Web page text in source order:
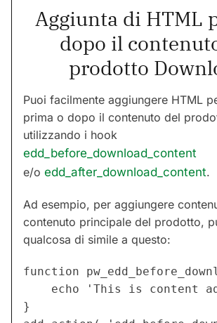
Aggiunta di HTML
dopo il
prodotto
Puoi facilmente aggiungere HTML
prima o dopo il contenuto del
utilizzando i hook
edd_before_download_content
e/o edd_after_download_content.
Ad esempio, per aggiungere
contenuto principale del prodotto,
qualcosa di simile a questo:
function
}